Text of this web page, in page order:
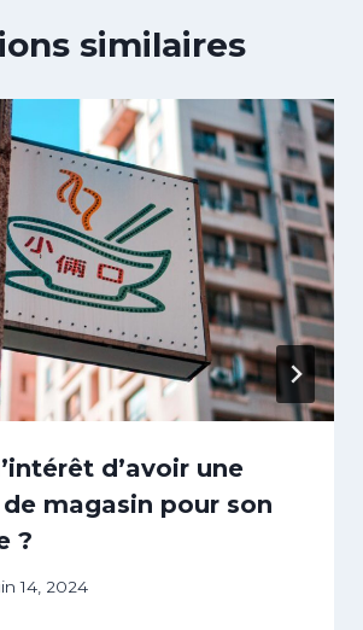
similaires
d’avoir une
magasin pour son
?
14, 2024